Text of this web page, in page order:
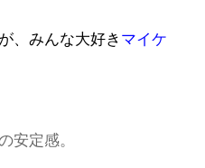
、みんな大好き マイケ
安定感。